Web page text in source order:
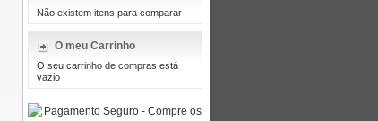
Não existem itens para comparar
O meu Carrinho
O seu carrinho de compras está
vazio